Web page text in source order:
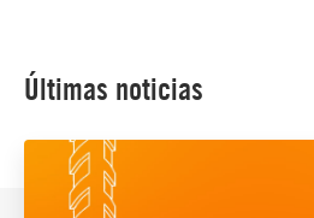
Últimas noticias